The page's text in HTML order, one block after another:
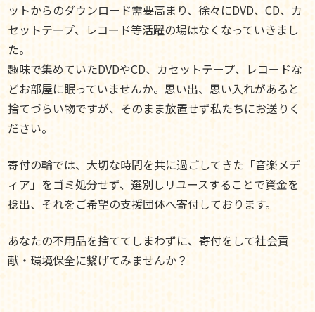
ットからのダウンロード需要高まり、徐々にDVD、CD、カ
セットテープ、レコード等活躍の場はなくなっていきまし
た。
趣味で集めていたDVDやCD、カセットテープ、レコードな
どお部屋に眠っていませんか。思い出、思い入れがあると
捨てづらい物ですが、そのまま放置せず私たちにお送りく
ださい。
寄付の輪では、大切な時間を共に過ごしてきた「音楽メデ
ィア」をゴミ処分せず、選別しリユースすることで資金を
捻出、それをご希望の支援団体へ寄付しております。
あなたの不用品を捨ててしまわずに、寄付をして社会貢
献・環境保全に繋げてみませんか？